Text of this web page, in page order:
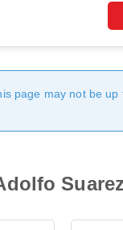
page may not be